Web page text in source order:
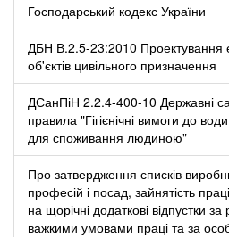
Господарський кодекс України
ДБН В.2.5-23:2010 Проектування
об'єктів цивільного призначення
ДСанПіН 2.2.4-400-10 Державні
правила "Гігієнічні вимоги до
для споживання людиною"
Про затвердження списків
професій і посад, зайнятість
на щорічні додаткові відпустки
важкими умовами праці та за